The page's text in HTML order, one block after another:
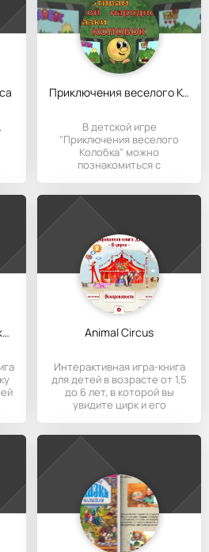
Приключения веселого Колобка
В детской игре
"Приключения веселого
Колобка" можно
познакомиться с
Детская развивающая книга Animal Circus
Интерактивная игра-книга
для детей в возрасте от 1,5
до 6 лет, в которой вы
увидите цирк и его